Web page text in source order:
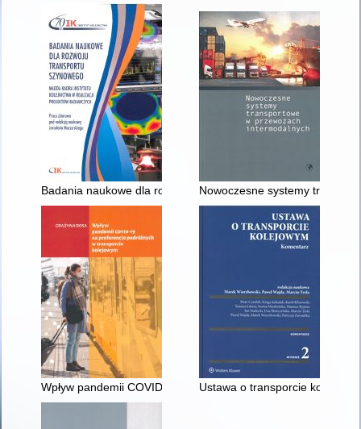
Badania naukowe dla rozwoju transportu szynowego :
Nowoczesne systemy
Wpływ pandemii COVID-19 na preferencje podróżnych w
Ustawa o transporcie